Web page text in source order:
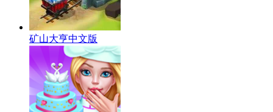
矿山大亨中文版